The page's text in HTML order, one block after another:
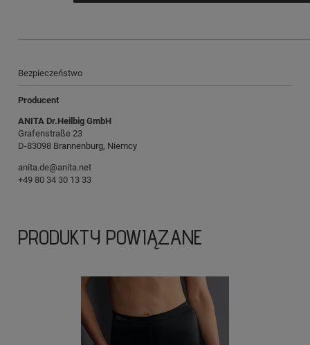
Bezpieczeństwo
Producent
ANITA Dr.Heilbig GmbH
Grafenstraße 23
D-83098 Brannenburg, Niemcy
anita.de@anita.net
+49 80 34 30 13 33
PRODUKTY POWIĄZANE